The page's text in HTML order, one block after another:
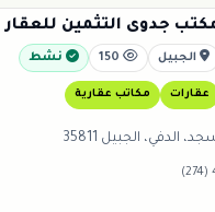
جدوى التثمين للعقار
الجبيل نشط
عقارات مكاتب عقارية